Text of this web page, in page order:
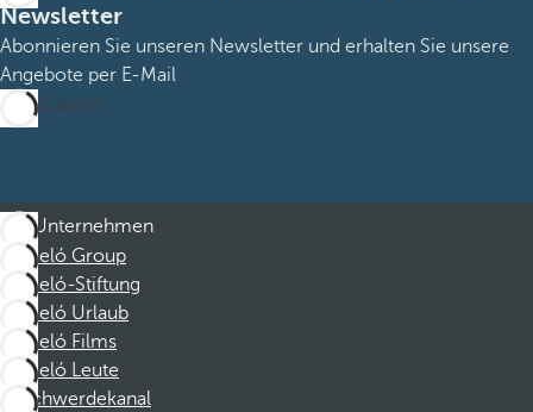
Newsletter
Abonnieren Sie unseren Newsletter und erhalten Sie unsere
Angebote per E-Mail
Abonnieren
Unternehmen
Barceló Group
Barceló-Stiftung
Barceló Urlaub
Barceló Films
Barceló Leute
Beschwerdekanal